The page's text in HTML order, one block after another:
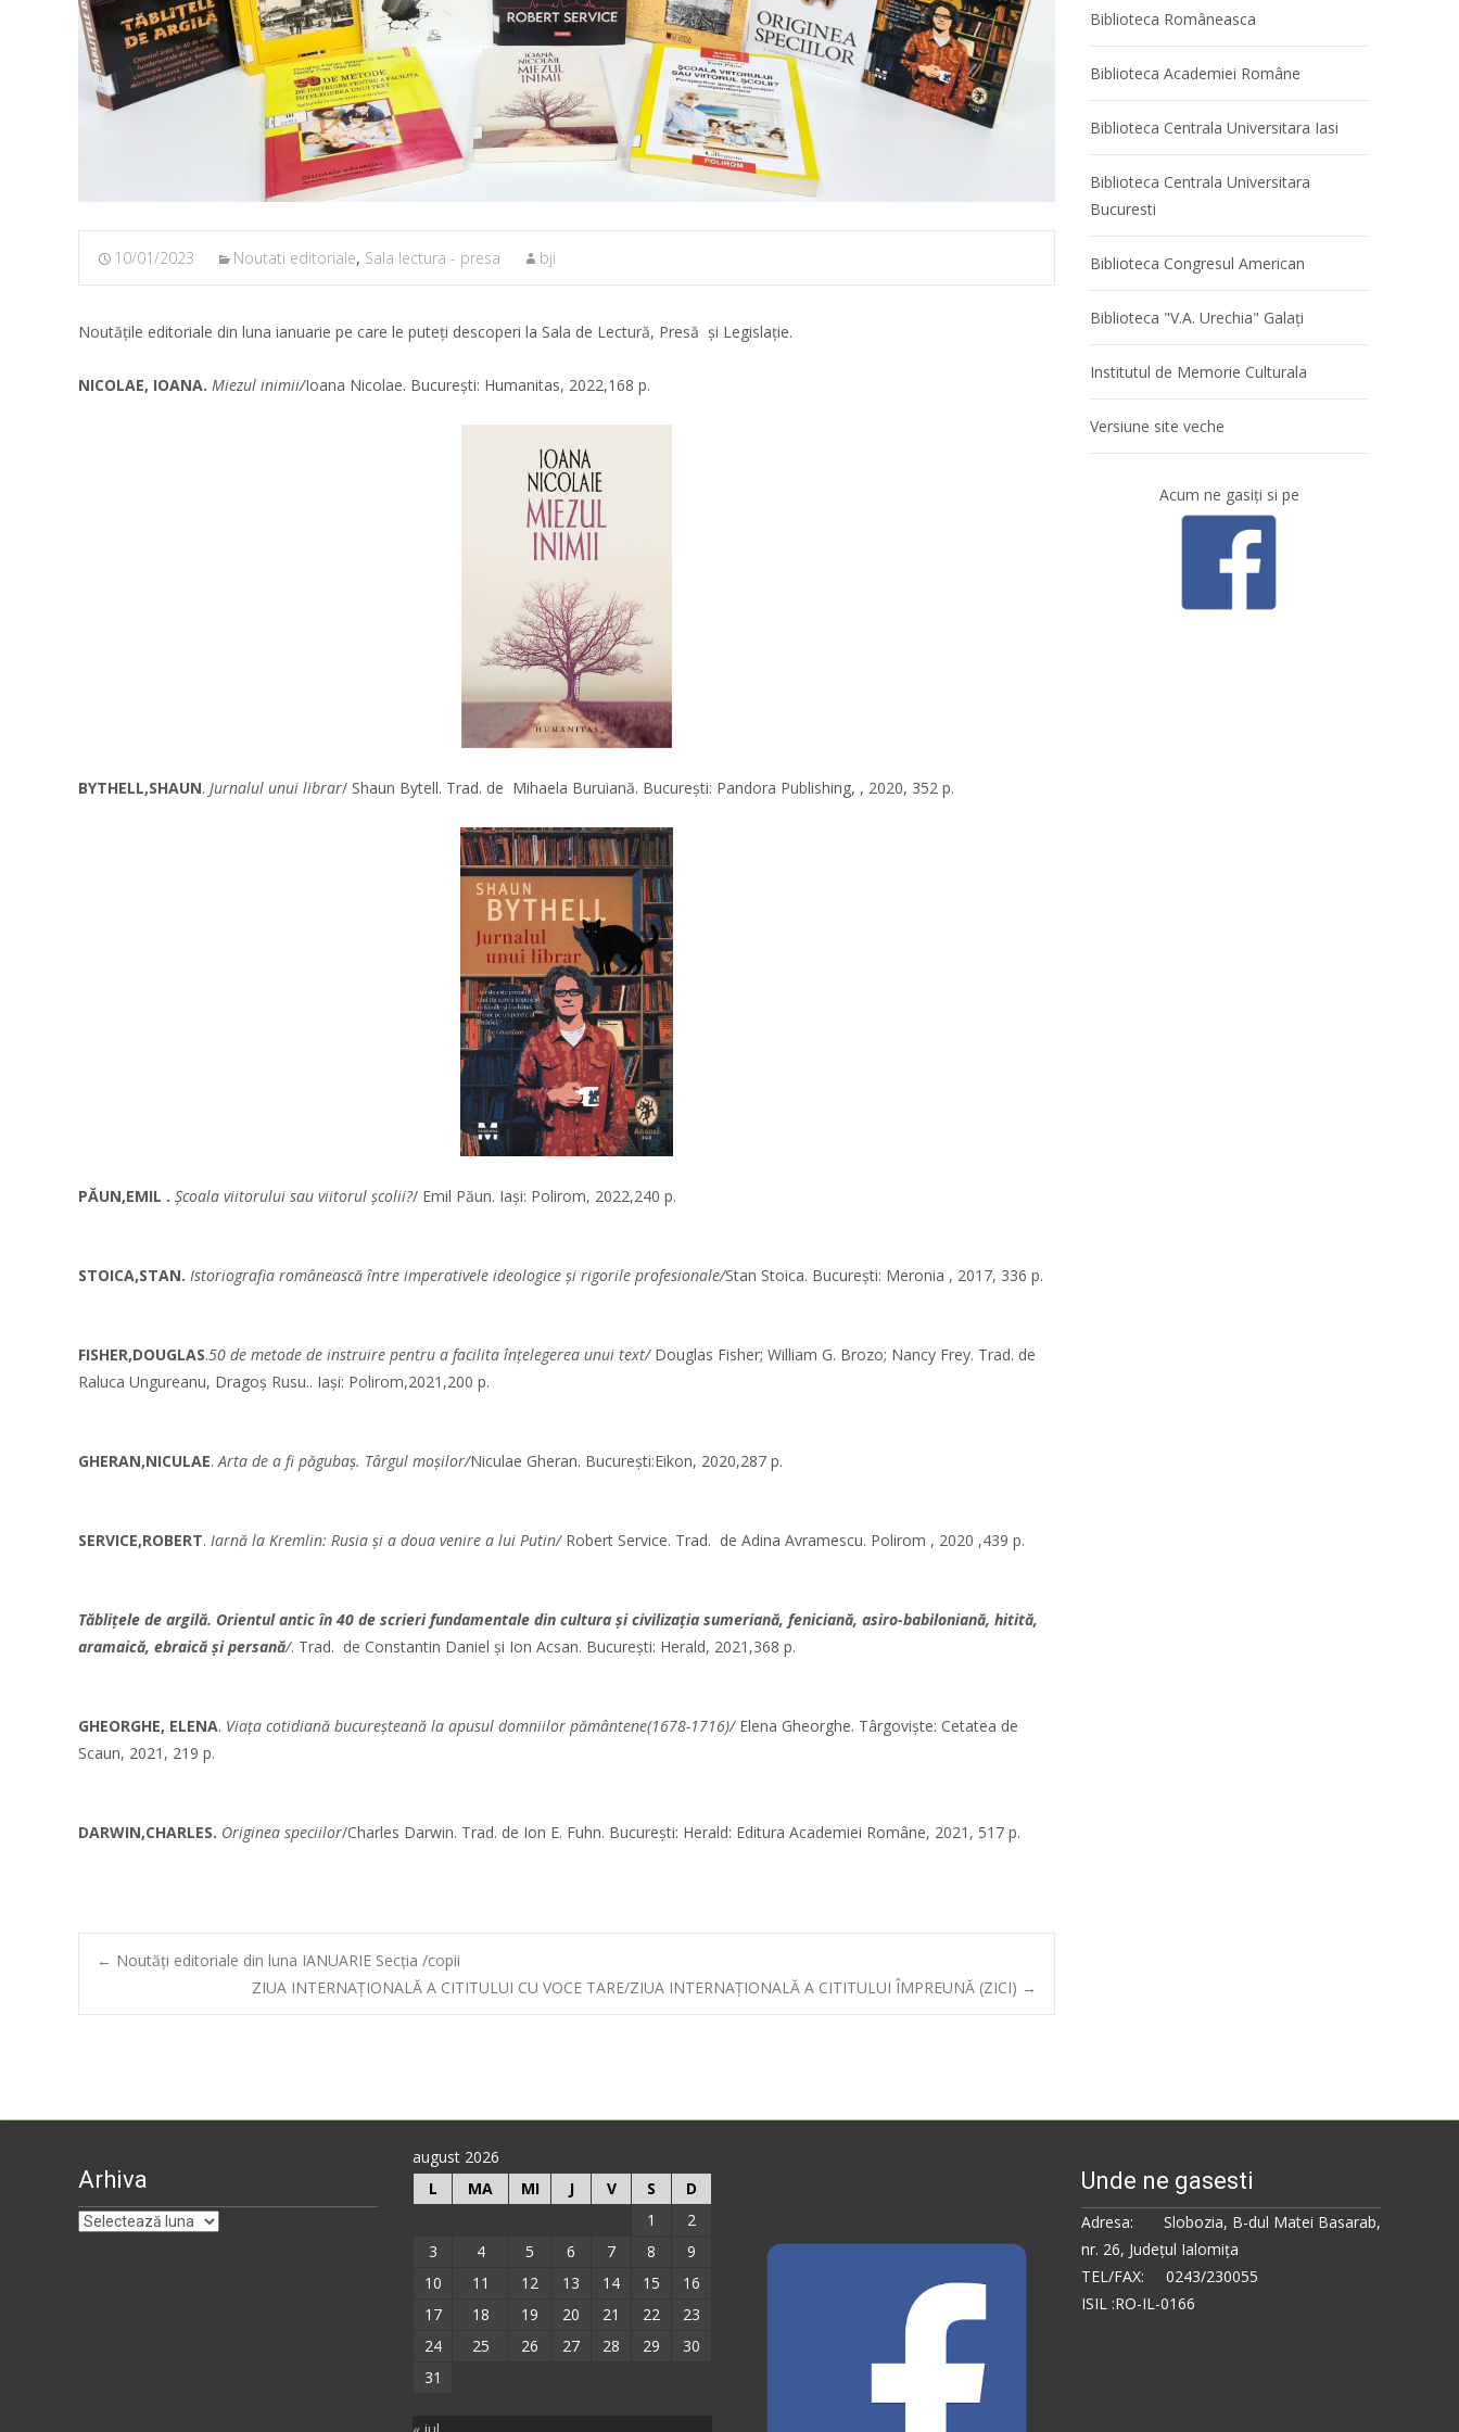
10/01/2023 Noutati editoriale, Sala lectura - presa bji
Noutățile editoriale din luna ianuarie pe care le puteți descoperi la Sala de Lectură, Presă și Legislație.
NICOLAE, IOANA. Miezul inimii/Ioana Nicolae. Bucureşti: Humanitas, 2022,168 p.
BYTHELL,SHAUN. Jurnalul unui librar/ Shaun Bytell. Trad. de Mihaela Buruiană. Bucureşti: Pandora Publishing, , 2020, 352 p.
PĂUN,EMIL . Şcoala viitorului sau viitorul şcolii?/ Emil Păun. Iași: Polirom, 2022,240 p.
STOICA,STAN. Istoriografia românească între imperativele ideologice şi rigorile profesionale/Stan Stoica. București: Meronia , 2017, 336 p.
FISHER,DOUGLAS.50 de metode de instruire pentru a facilita înţelegerea unui text/Douglas Fisher; William G. Brozo; Nancy Frey. Trad. de
Raluca Ungureanu, Dragoş Rusu.. Iași: Polirom,2021,200 p.
GHERAN,NICULAE.Arta de a fi păgubaș. Târgul moșilor/Niculae Gheran. București:Eikon, 2020,287 p.
SERVICE,ROBERT. Iarnă la Kremlin: Rusia şi a doua venire a lui Putin/Robert Service. Trad. de Adina Avramescu. Polirom , 2020 ,439 p.
Tăbliţele de argilă. Orientul antic în 40 de scrieri fundamentale din cultura şi civilizaţia sumeriană, feniciană, asiro-babiloniană, hitită,
aramaică, ebraică şi persană/. Trad. de Constantin Daniel şi Ion Acsan. București: Herald, 2021,368 p.
GHEORGHE, ELENA. Viaţa cotidiană bucureşteană la apusul domniilor pământene(1678-1716)/ Elena Gheorghe. Târgovişte: Cetatea de
Scaun, 2021, 219 p.
DARWIN,CHARLES. Originea speciilor/Charles Darwin. Trad. de Ion E. Fuhn. București: Herald: Editura Academiei Române, 2021, 517 p.
Post
← Noutăți editoriale din luna IANUARIE Secția /copii
ZIUA INTERNAŢIONALĂ A CITITULUI CU VOCE TARE/ZIUA INTERNAŢIONALĂ A CITITULUI ÎMPREUNĂ (ZICI) →
Biblioteca Româneasca
Biblioteca Academiei Române
Biblioteca Centrala Universitara Iasi
Biblioteca Centrala Universitara
Bucuresti
Biblioteca Congresul American
Biblioteca "V.A. Urechia" Galaţi
Institutul de Memorie Culturala
Versiune site veche
Acum ne gasiţi si pe
Arhiva
Arhiva
august 2026
L
MA MI J V S
D
1
2
3
4 5 6 7 8
9
10
11 12 13 14 15
16
17
18 19 20 21 22
23
24
25 26 27 28 29
30
31
Unde ne gasesti
Adresa: Slobozia, B-dul Matei Basarab,
nr. 26, Judeţul Ialomiţa
TEL/FAX: 0243/230055
ISIL :RO-IL-0166